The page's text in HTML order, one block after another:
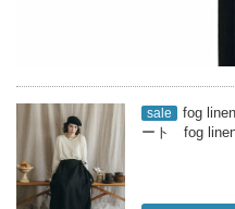
sale
fog
ート fog